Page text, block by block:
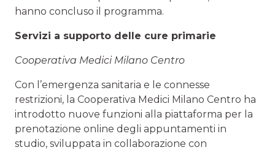
hanno concluso il programma.
Servizi a supporto delle cure primarie
Cooperativa Medici Milano Centro
Con l’emergenza sanitaria e le connesse
restrizioni, la Cooperativa Medici Milano Centro ha
introdotto nuove funzioni alla piattaforma per la
prenotazione online degli appuntamenti in
studio, sviluppata in collaborazione con